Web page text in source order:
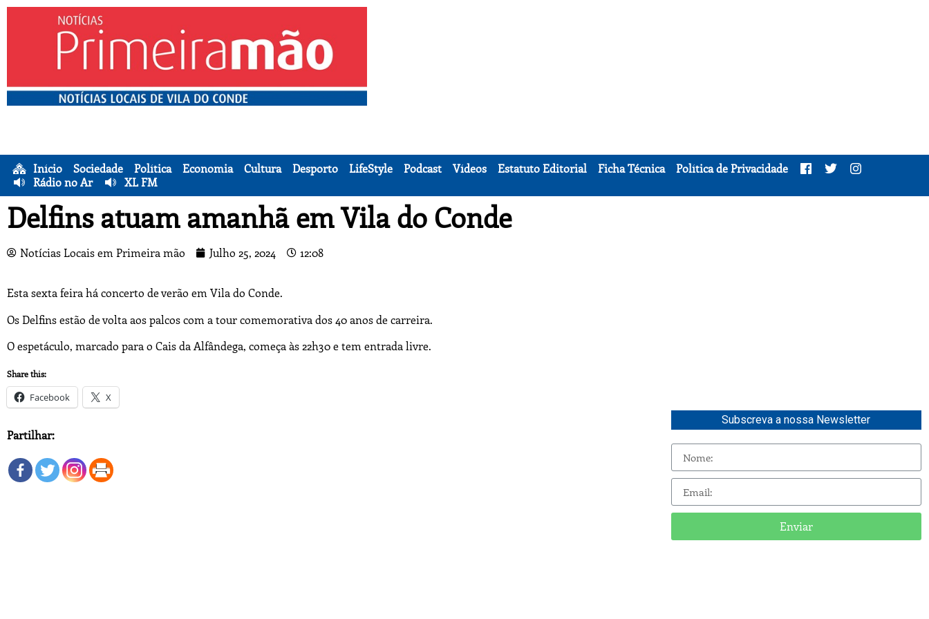
Início Sociedade Política Economia Cultura Desporto LifeStyle Podcast Vídeos Estatuto Editorial Ficha Técnica
Política de Privacidade
Rádio no Ar
XL FM
Delfins atuam amanhã em Vila do Conde
Notícias Locais em Primeira mão Julho 25, 2024 12:08
Esta sexta feira há concerto de verão em Vila do Conde.
Os Delfins estão de volta aos palcos com a tour comemorativa dos 40 anos de carreira.
O espetáculo, marcado para o Cais da Alfândega, começa às 22h30 e tem entrada livre.
Share this:
Facebook X
Partilhar:
Subscreva a nossa Newsletter
Enviar